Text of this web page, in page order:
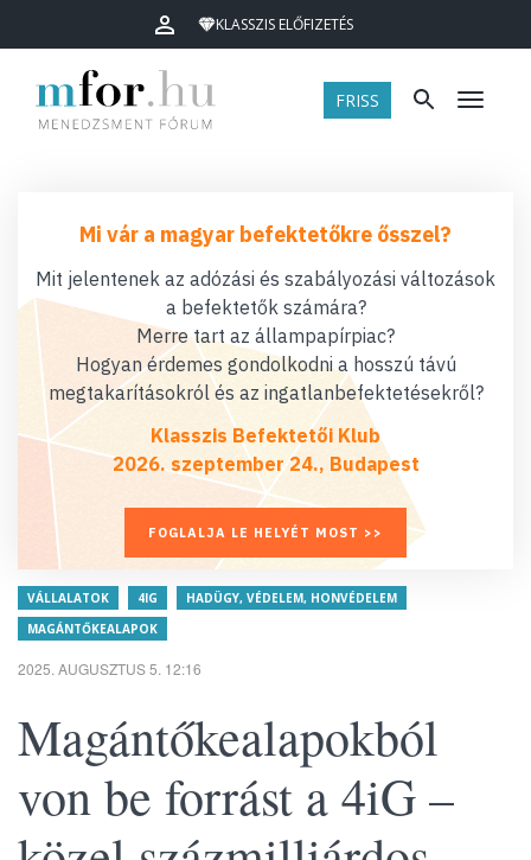
KLASSZIS ELŐFIZETÉS
FRISS Menü
Mi vár a magyar befektetőkre ősszel?
Mit jelentenek az adózási és szabályozási változások
a befektetők számára?
Merre tart az állampapírpiac?
Hogyan érdemes gondolkodni a hosszú távú
megtakarításokról és az ingatlanbefektetésekről?
Klasszis Befektetői Klub
2026. szeptember 24., Budapest
FOGLALJA LE HELYÉT MOST >>
VÁLLALATOK 4IG
HADÜGY, VÉDELEM, HONVÉDELEM
MAGÁNTŐKEALAPOK
2025. AUGUSZTUS 5. 12:16
Magántőkealapokból
von be forrást a 4iG –